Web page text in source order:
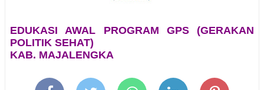
EDUKASI AWAL PROGRAM GPS (GERAKAN
POLITIK SEHAT)
KAB. MAJALENGKA